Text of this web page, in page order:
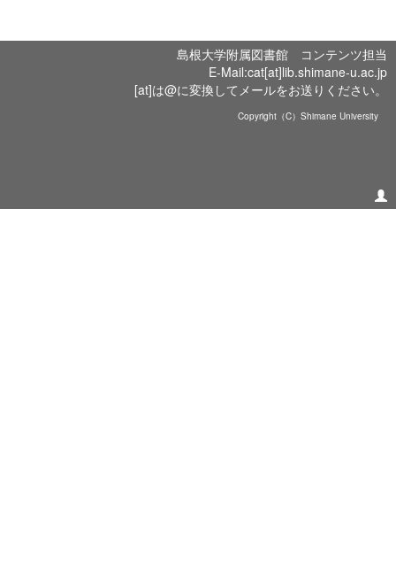
島根大学附属図書館 コンテンツ担当
E-Mail:cat[at]lib.shimane-u.ac.jp
[at]は@に変換してメールをお送りください。
Copyright（C）Shimane University